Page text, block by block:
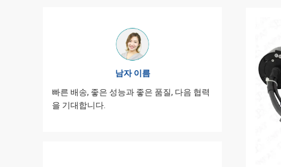
남자 이름
빠른 배송, 좋은 성능과 좋은 품질, 다음 협력
을 기대합니다.
JINPAT 슬
하고, 서비